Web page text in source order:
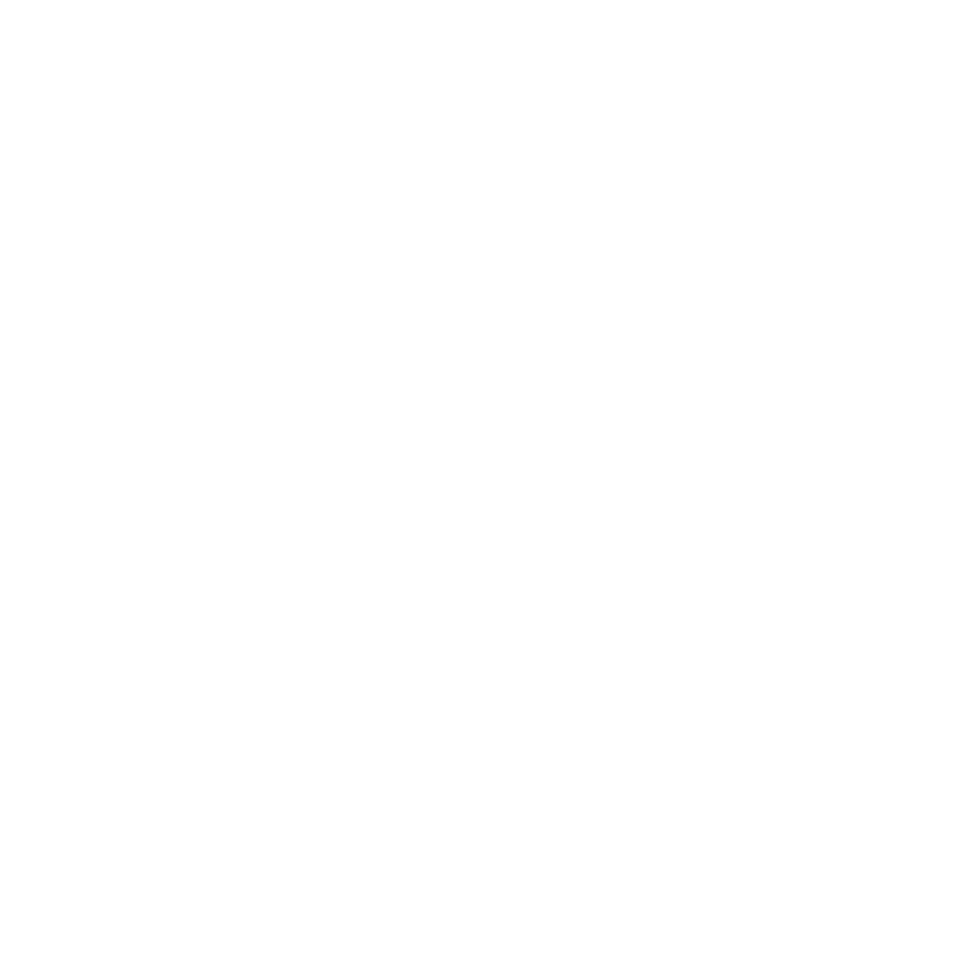
unsere täglichen Tauchausfahrten im September 2021!
der kleinen und auch großen Schätze, die unser schönes Rotes Meer zu bieten hat. Außerdem erzählen sie über all das, was sie auf
auf unseren mehrtägigen Minisafaris halten sie euch stets auf dem Laufenden. Egal, ob Early Morning Dive oder
Abu Nuhas oder an der Thistlegorm stehen auf dem Programm. Ob im Norden oder Süden, ihr seid mit an Bord!
erscheinen täglich! 365 Tage im Jahr könnt ihr mit uns zusammen auf die Reise gehen und im
täglichen Tauchausfahrten!
als gewohnt, deshalb jedoch nicht weniger motiviert auf den Weg zu unserer Einsteigertour.
den Weg nach „Carlsons Corner“, wo unser ersten Tauchgang stattfinden sollte. Auf dem
Wasser sprang. Mit so einem tollen Start in den Tag kann es ja nur so weiter gehen. In
einen Drift machen, die anderen entschieden sich für einen stationären Tauchgang, darunter auch
Muränen, Teppich-Krokodilfisch und vielen weiteren Schwärme bewundert hatten.
gedeckt. Nach einem leckeren Mittagessen machten wir eine kleine Mittagspause. Wir
Wasser ab. Jedoch verging nicht allzu lange Zeit bis die Glocke wieder klingelte und das kann
machten wir und auf den Weg nach Ham Ham. Diesmal entschieden sich alle für einen
eine kleine Schildkröte unseren Weg, die wohl einen dringenden Termin im Blauwasser hatte.
sahen wir erneut einen Schatten näher kommen, ein Adlerrochen zog anmutig seine Bahnen.
hinter ihm. Wir bewunderten seine schöne Marmorierung. Die Strömung drückte uns aber
der Einzige seiner Art der uns heute begegnete. Wir ließen uns über das Plateau treiben und
Zuerst den Vater und später dann Mama mit Kind, die auf einem Ausflug unterwegs
waren alle drei wunderschön, als sie in einer Formatierung schwammen, die aussah, als hätten